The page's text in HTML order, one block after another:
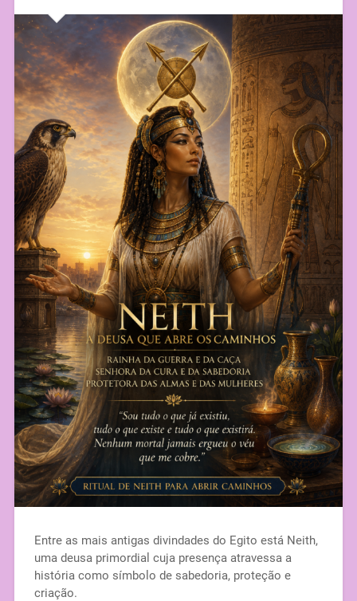
Entre as mais antigas divindades do Egito está Neith,
uma deusa primordial cuja presença atravessa a
história como símbolo de sabedoria, proteção e
criação.